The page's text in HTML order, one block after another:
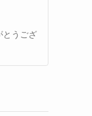
とうござ